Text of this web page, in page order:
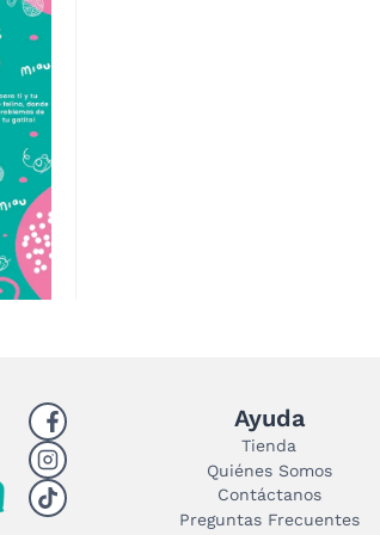
Ayuda
Tienda
Quiénes Somos
Contáctanos
Preguntas Frecuentes